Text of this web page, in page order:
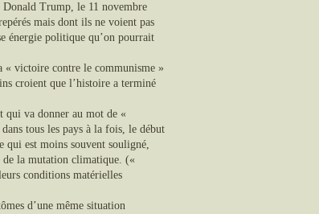
Donald Trump, le 11 novembre
mais dont ils ne voient pas
énergie politique qu’on pourrait
« victoire contre le communisme »
croient que l’histoire a terminé
qui va donner au mot de «
tous les pays à la fois, le début
qui est moins souvent souligné,
de la mutation climatique. («
conditions matérielles
d’une même situation